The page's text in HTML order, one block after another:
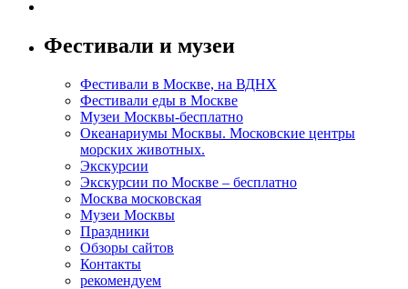
Фестивали и музеи
Фестивали в Москве, на ВДНХ
Фестивали еды в Москве
Музеи Москвы-бесплатно
Океанариумы Москвы. Московские центры
морских животных.
Экскурсии
Экскурсии по Москве – бесплатно
Москва московская
Музеи Москвы
Праздники
Обзоры сайтов
Контакты
рекомендуем